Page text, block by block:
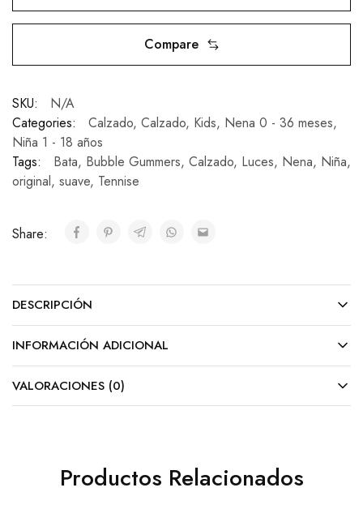
Compare
SKU:
N/A
Categories:
Calzado, Calzado, Kids, Nena 0 - 36 meses,
Niña 1 - 18 años
Tags:
Bata, Bubble Gummers, Calzado, Luces, Nena, Niña,
original, suave, Tennise
Share:
DESCRIPCIÓN
INFORMACIÓN ADICIONAL
VALORACIONES (0)
Productos Relacionados